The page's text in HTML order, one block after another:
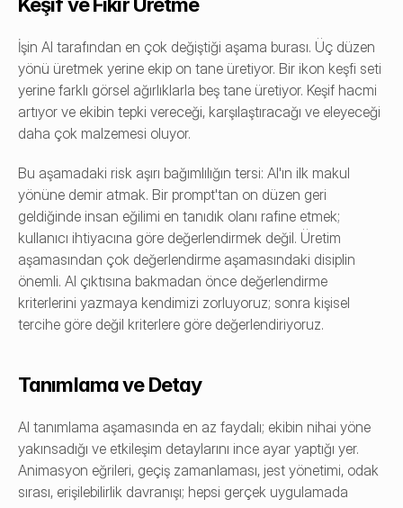
İşin AI tarafından en çok değiştiği aşama burası. Üç düzen
yönü üretmek yerine ekip on tane üretiyor. Bir ikon keşfi seti
yerine farklı görsel ağırlıklarla beş tane üretiyor. Keşif hacmi
artıyor ve ekibin tepki vereceği, karşılaştıracağı ve eleyeceği
daha çok malzemesi oluyor.
Bu aşamadaki risk aşırı bağımlılığın tersi: AI'ın ilk makul
yönüne demir atmak. Bir prompt'tan on düzen geri
geldiğinde insan eğilimi en tanıdık olanı rafine etmek;
kullanıcı ihtiyacına göre değerlendirmek değil. Üretim
aşamasından çok değerlendirme aşamasındaki disiplin
önemli. AI çıktısına bakmadan önce değerlendirme
kriterlerini yazmaya kendimizi zorluyoruz; sonra kişisel
tercihe göre değil kriterlere göre değerlendiriyoruz.
Tanımlama ve Detay
AI tanımlama aşamasında en az faydalı; ekibin nihai yöne
yakınsadığı ve etkileşim detaylarını ince ayar yaptığı yer.
Animasyon eğrileri, geçiş zamanlaması, jest yönetimi, odak
sırası, erişilebilirlik davranışı; hepsi gerçek uygulamada